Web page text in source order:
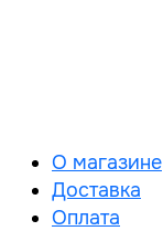
О магазине
Доставка
Оплата